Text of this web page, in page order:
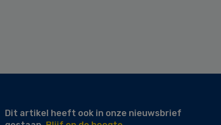
Dit artikel heeft ook in onze nieuwsbrief